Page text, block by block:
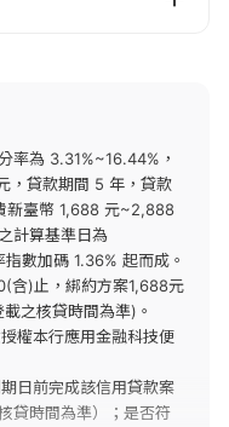
率為 3.31%~16.44%，
，貸款期間 5 年，貸款
新臺幣 1,688 元~2,888
計算基準日為
數加碼 1.36% 起而成。
含)止，綁約方案1,688元
之核貸時間為準)。
權本行應用金融科技便
日前完成該信用貸款案
貸時間為準）；是否符